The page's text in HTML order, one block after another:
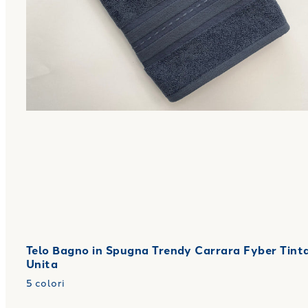
Telo Bagno in Spugna Trendy Carrara Fyber
Unita
5 colori